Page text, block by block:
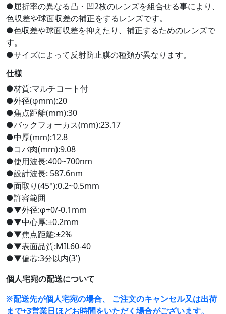
●屈折率の異なる凸・凹2枚のレンズを組合せる事により、
色収差や球面収差の補正をするレンズです。
●色収差や球面収差を抑えたり、補正するためのレンズで
す。
●サイズによって反射防止膜の種類が異なります。
仕様
●材質:マルチコート付
●外径(φmm):20
●焦点距離(mm):30
●バックフォーカス(mm):23.17
●中厚(mm):12.8
●コバ肉(mm):9.08
●使用波長:400~700nm
●設計波長: 587.6nm
●面取り(45°):0.2~0.5mm
●許容範囲
●▼外径:φ+0/-0.1mm
●▼中心厚:±0.2mm
●▼焦点距離:±2%
●▼表面品質:MIL60-40
●▼偏芯:3分以内(3')
個人宅宛の配送について
※配送先が個人宅宛の場合、 ご注文のキャンセル又は出荷
まで+3営業日ほどお時間をいただく場合がございます。